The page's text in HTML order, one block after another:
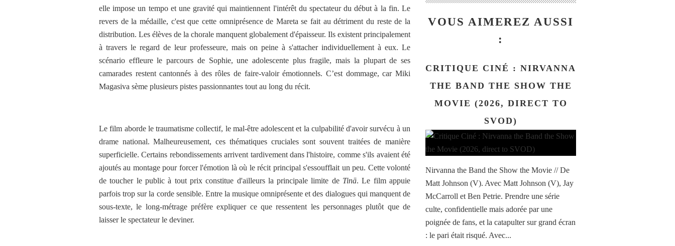
elle impose un tempo et une gravité qui maintiennent l'intérêt du spectateur du début à la fin. Le
revers de la médaille, c'est que cette omniprésence de Mareta se fait au détriment du reste de la
distribution. Les élèves de la chorale manquent globalement d'épaisseur. Ils existent principalement
à travers le regard de leur professeure, mais on peine à s'attacher individuellement à eux. Le
scénario effleure le parcours de Sophie, une adolescente plus fragile, mais la plupart de ses
camarades restent cantonnés à des rôles de faire-valoir émotionnels. C’est dommage, car Miki
Magasiva sème plusieurs pistes passionnantes tout au long du récit.
Le film aborde le traumatisme collectif, le mal-être adolescent et la culpabilité d'avoir survécu à un
drame national. Malheureusement, ces thématiques cruciales sont souvent traitées de manière
superficielle. Certains rebondissements arrivent tardivement dans l'histoire, comme s'ils avaient été
ajoutés au montage pour forcer l'émotion là où le récit principal s'essoufflait un peu. Cette volonté
de toucher le public à tout prix constitue d'ailleurs la principale limite de Tinā. Le film appuie
parfois trop sur la corde sensible. Entre la musique omniprésente et des dialogues qui manquent de
sous-texte, le long-métrage préfère expliquer ce que ressentent les personnages plutôt que de
laisser le spectateur le deviner.
VOUS AIMEREZ AUSSI
:
CRITIQUE CINÉ : NIRVANNA
THE BAND THE SHOW THE
MOVIE (2026, DIRECT TO
SVOD)
Nirvanna the Band the Show the Movie // De
Matt Johnson (V). Avec Matt Johnson (V), Jay
McCarroll et Ben Petrie. Prendre une série
culte, confidentielle mais adorée par une
poignée de fans, et la catapulter sur grand écran
: le pari était risqué. Avec...